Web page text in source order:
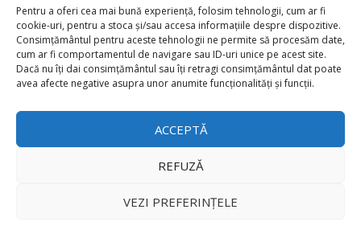
Pentru a oferi cea mai bună experiență, folosim tehnologii, cum ar fi
cookie-uri, pentru a stoca și/sau accesa informațiile despre dispozitive.
Consimțământul pentru aceste tehnologii ne permite să procesăm date,
cum ar fi comportamentul de navigare sau ID-uri unice pe acest site.
Dacă nu îți dai consimțământul sau îți retragi consimțământul dat poate
avea afecte negative asupra unor anumite funcționalități și funcții.
ACCEPTĂ
REFUZĂ
VEZI PREFERINȚELE
Noul Volvo EX90 / Test Drive AutoBlog.MD
32:06
33
MG RX5 - își merită banii? / Test Drive
AutoBlog.MD
34
Noul DACIA DUSTER DIESEL! Primul test drive în
română
Noul Mercedes-Benz E 350 e - cât consumă?! /
Test Drive AutoBlog.MD
ANRE: Detensionarea relativă a situației din
Golf influențează prețurile la carburanți în
Moldova
(foto/video) Imaginea zilei: Și în SUA polițiștii
uneori „stau în tufari”
×